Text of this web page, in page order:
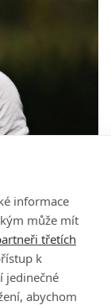
informace
může mít
třetích
k
jedinečné
abychom
10.
nepovedlo